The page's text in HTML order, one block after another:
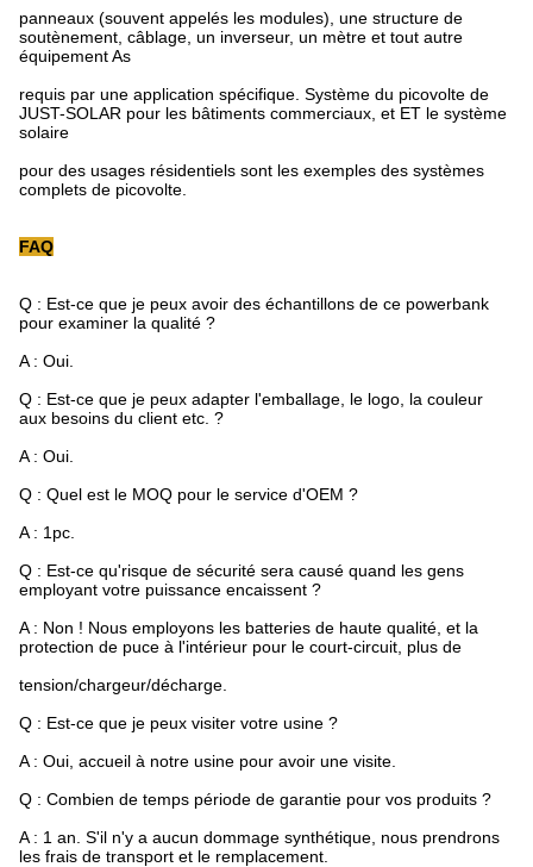
panneaux (souvent appelés les modules), une structure de
soutènement, câblage, un inverseur, un mètre et tout autre
équipement As
requis par une application spécifique. Système du picovolte de
JUST-SOLAR pour les bâtiments commerciaux, et ET le système
solaire
pour des usages résidentiels sont les exemples des systèmes
complets de picovolte.
FAQ
Q : Est-ce que je peux avoir des échantillons de ce powerbank
pour examiner la qualité ?
A : Oui.
Q : Est-ce que je peux adapter l'emballage, le logo, la couleur
aux besoins du client etc. ?
A : Oui.
Q : Quel est le MOQ pour le service d'OEM ?
A : 1pc.
Q : Est-ce qu'risque de sécurité sera causé quand les gens
employant votre puissance encaissent ?
A : Non ! Nous employons les batteries de haute qualité, et la
protection de puce à l'intérieur pour le court-circuit, plus de
tension/chargeur/décharge.
Q : Est-ce que je peux visiter votre usine ?
A : Oui, accueil à notre usine pour avoir une visite.
Q : Combien de temps période de garantie pour vos produits ?
A : 1 an. S'il n'y a aucun dommage synthétique, nous prendrons
les frais de transport et le remplacement.